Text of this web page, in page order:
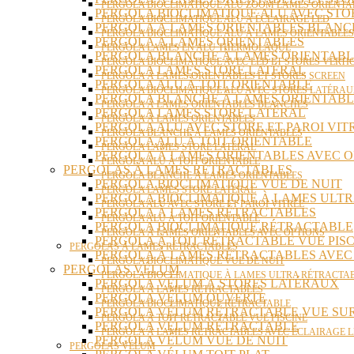
PERGOLA BIOCLIMATIQUE ALU ZOOM LAMES
PERGOLA BIOCLIMATIQUE ALU À ÉCLAIRAGE LED
PERGOLA BIOCLIMATIQUE ALU À LAMES
PERGOLA LAMES EN ALU THERMOLAQUÉ
PERGOLA BIOCLIMATIQUE AVEC LED ET STORES
PERGOLA À LAMES ORIENTABLES ET STORES SCREEN
PERGOLA BIOCLIMATIQUE ALU AVEC STORES
PERGOLA À LAMES ORIENTABLES BLANCHES
PERGOLA À LAMES ORIENTABLES
PERGOLA BLANCHE À LAMES ORIENTABLES
PERGOLA LAMES STORE LATÉRAL
PERGOLA ALU À TOIT ORIENTABLE
PERGOLA BLANCHE À LAMES ORIENTABLES
PERGOLA LAMES STORE LATÉRAL
PERGOLA ALU AVEC STORE ET PAROI VITRÉE
PERGOLA ALU À TOIT ORIENTABLE
PERGOLA À LAMES ORIENTABLES AVEC OPTIONS
PERGOLAS À LAMES RÉTRACTABLES
PERGOLA BIOCLIMATIQUE VUE DE NUIT
PERGOLA BIOCLIMATIQUE À LAMES ULTRA
PERGOLA À LAMES RÉTRACTABLES
PERGOLA BIOCLIMATIQUE RÉTRACTABLE
PERGOLA À TOIT RÉTRACTABLE VUE PISCINE
PERGOLA À LAMES RÉTRACTABLES AVEC ÉCLAIRAGE
PERGOLAS VÉLUM
PERGOLA BIOCLIMATIQUE ALU AVEC
PERGOLA À LAMES ORIENTABLES
PERGOLA À LAMES ORIENTABLES
PERGOLA BLANCHE À LAMES
PERGOLA LAMES STORE LATÉRAL
PERGOLA ALU À TOIT ORIENTABLE
PERGOLA BLANCHE À LAMES
PERGOLA LAMES STORE LATÉRAL
PERGOLA ALU AVEC STORE ET PAROI
PERGOLA ALU À TOIT ORIENTABLE
PERGOLA À LAMES ORIENTABLES AVEC
PERGOLAS À LAMES RÉTRACTABLES
PERGOLA BIOCLIMATIQUE VUE DE NUIT
PERGOLA BIOCLIMATIQUE À LAMES
PERGOLA À LAMES RÉTRACTABLES
PERGOLA BIOCLIMATIQUE RÉTRACTABLE
PERGOLA À TOIT RÉTRACTABLE VUE
PERGOLA À LAMES RÉTRACTABLES
PERGOLAS VÉLUM
PERGOLA VÉLUM À STORES LATÉRAUX
PERGOLA VÉLUM OUVERTE
PERGOLA VÉLUM RÉTRACTABLE VUE
PERGOLA VÉLUM RÉTRACTABLE
PERGOLA VÉLUM VUE DE NUIT